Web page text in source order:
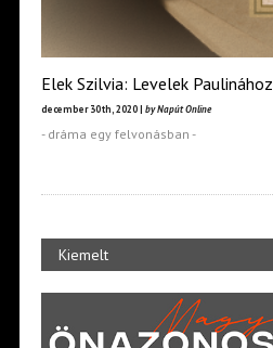
Elek Szilvia: Levelek Paulinához
december 30th, 2020 | by Napút Online
- dráma egy felvonásban -
Kiemelt